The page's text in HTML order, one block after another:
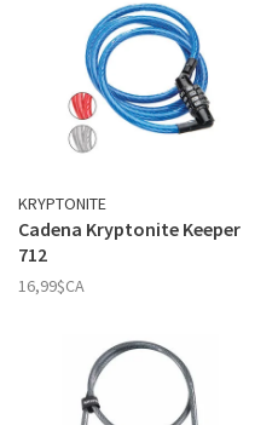
KRYPTONITE
Cadena Kryptonite Keeper
712
16,99$CA